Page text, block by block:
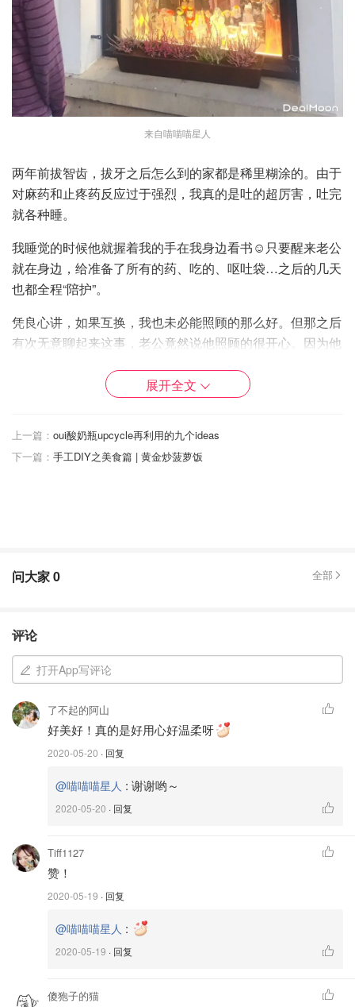
来自喵喵喵星人
两年前拔智齿，拔牙之后怎么到的家都是稀里糊涂的。由于
对麻药和止疼药反应过于强烈，我真的是吐的超厉害，吐完
就各种睡。
我睡觉的时候他就握着我的手在我身边看书☺️只要醒来老公
就在身边，给准备了所有的药、吃的、呕吐袋…之后的几天
也都全程“陪护”。
凭良心讲，如果互换，我也未必能照顾的那么好。但那之后
有次无意聊起来这事，老公竟然说他照顾的很开心。因为他
来自喵喵喵星人
property tax是多少。结果跟他那十几年的只剩一两千估价
的小truck差不多。。。
现在有了他，以后再也不会被坑了！
我那辆车算是我婚前唯一大件的“财产”，是贷款买的。因为
当初刚毕业又想攒credit 所以明知道比实际贵了点儿，还是
在carmax买了。我俩结婚的时候也才还了不到一半，结婚
之后老公主动说要不直接还清吧。所以其实其中的一万刀是
老公出的。。。
展开全文
上一篇： oui酸奶瓶upcycle再利用的九个ideas
下一篇： 手工DIY之美食篇 | 黄金炒菠萝饭
问大家0 全部
评论
打开App写评论
了不起的阿山
好美好！真的是好用心好温柔呀
2020-05-20 · 回复
@喵喵喵星人 : 谢谢哟～
2020-05-20 · 回复
Tiff1127
赞！
2020-05-19 · 回复
@喵喵喵星人 :
2020-05-19 · 回复
傻狍子的猫